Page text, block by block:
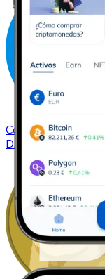
ComprarDash
DASH